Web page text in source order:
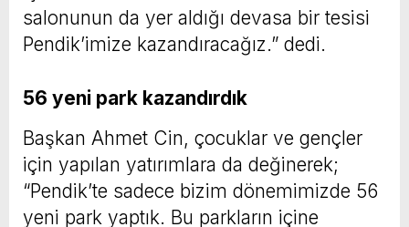
salonunun da yer aldığı devasa bir tesisi
Pendik’imize kazandıracağız.” dedi.
56 yeni park kazandırdık
Başkan Ahmet Cin, çocuklar ve gençler
için yapılan yatırımlara da değinerek;
“Pendik’te sadece bizim dönemimizde 56
yeni park yaptık. Bu parkların içine